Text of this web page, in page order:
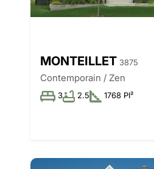
MONTEILLET 3875
Contemporain / Zen
3 2.5 1768 PI²